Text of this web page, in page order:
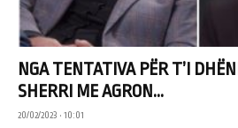
NGA TENTATIVA PËR T’I
SHERRI ME AGRON...
20/02/2023 • 10:01